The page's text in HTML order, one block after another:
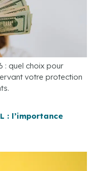
: quel choix pour
votre protection
: l’importance